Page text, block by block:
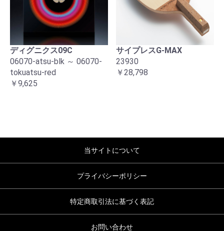
ディグニクス09C
06070-atsu-blk ～ 06070-
tokuatsu-red
￥9,625
サイプレスG-MAX
23930
￥28,798
当サイトについて
プライバシーポリシー
特定商取引法に基づく表記
お問い合わせ